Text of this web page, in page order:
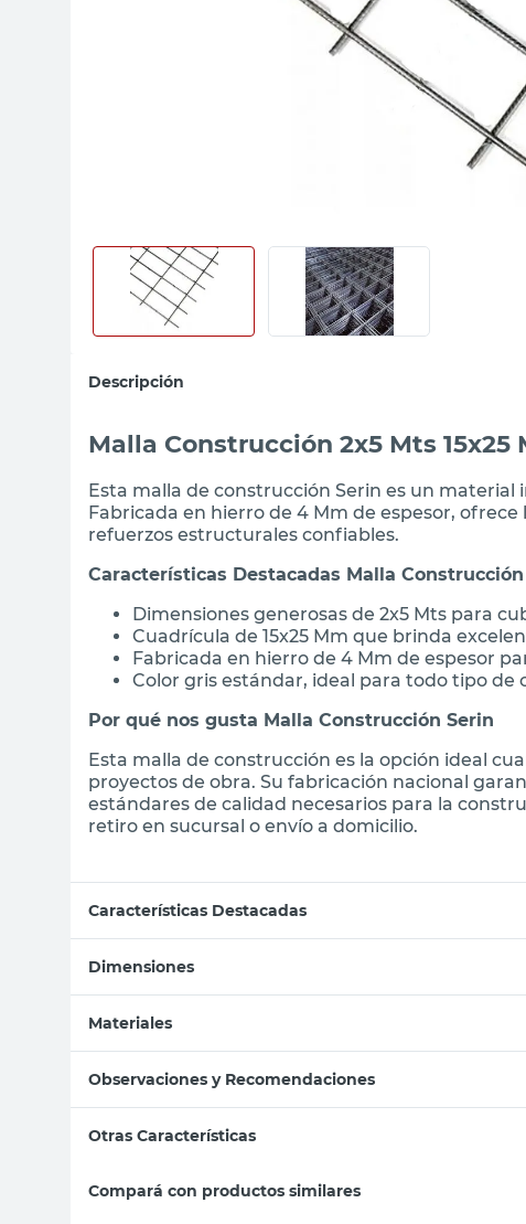
Descripción
Malla Construcción 2x5 Mts 15x25
Esta malla de construcción Serin es un
Fabricada en hierro de 4 Mm de espesor,
refuerzos estructurales confiables.
Características Destacadas Malla
Dimensiones generosas de 2x5 Mts para
Cuadrícula de 15x25 Mm que brinda
Fabricada en hierro de 4 Mm de espesor
Color gris estándar, ideal para todo tipo de
Por qué nos gusta Malla Construcción Serin
Esta malla de construcción es la opción ideal
proyectos de obra. Su fabricación nacional
estándares de calidad necesarios para la
retiro en sucursal o envío a domicilio.
Características Destacadas
Dimensiones
Materiales
Observaciones y Recomendaciones
Otras Características
Compará con productos similares